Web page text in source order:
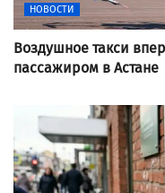
НОВОСТИ
Воздушное такси
пассажиром в Астане